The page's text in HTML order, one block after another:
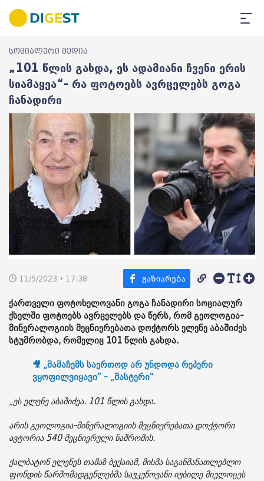
სოციალური მედია
„101 წლის გახდა, ეს ადამიანი ჩვენი ერის
სიამაყეა“- რა ფოტოებს ავრცელებს გოგა
ჩანადირი
11/5/2023 • 17:38
ქართველი ფოტოხელოვანი გოგა ჩანადირი სოციალურ
ქსელში ფოტოებს ავრცელებს და წერს, რომ გეოლოგია-
მინერალოგიის მეცნიერებათა დოქტორს ელენე აბაშიძეს
სტუმრობდა, რომელიც 101 წლის გახდა.
🎥 „მამაჩემს საერთოდ არ უნდოდა რეპერი
ვყოფილვიყავი“ - „მასტერი“
„ეს ელენე აბაშიძეა. 101 წლის გახდა.
არის გეოლოგია-მინერალოგიის მეცნიერებათა დოქტორი
ავტორია 540 მეცნიერული ნაშრომის.
ქალბატონ ელენეს თამაზ ბექაიამ, მისმა საგანმანათლებლო
ფონდის წარმომადგენლებმა საუკუნოვანი იუბილე მიულოცეს